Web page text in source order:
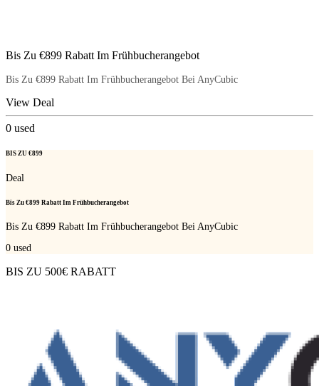
Bis Zu €899 Rabatt Im Frühbucherangebot
Bis Zu €899 Rabatt Im Frühbucherangebot Bei AnyCubic
View Deal
0 used
BIS ZU €899
Deal
Bis Zu €899 Rabatt Im Frühbucherangebot
Bis Zu €899 Rabatt Im Frühbucherangebot Bei AnyCubic
0 used
BIS ZU 500€ RABATT